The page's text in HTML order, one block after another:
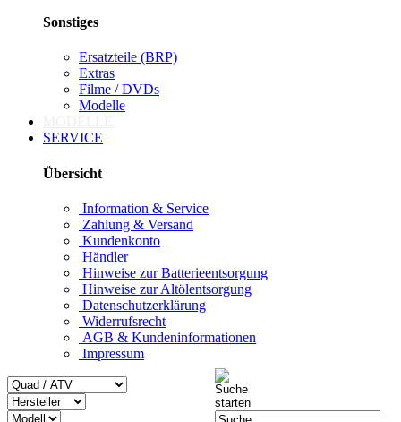
Sonstiges
Ersatzteile (BRP)
Extras
Filme / DVDs
Modelle
SERVICE
Übersicht
Information & Service
Zahlung & Versand
Kundenkonto
Händler
Hinweise zur Batterieentsorgung
Hinweise zur Altölentsorgung
Datenschutzerklärung
Widerrufsrecht
AGB & Kundeninformationen
Impressum